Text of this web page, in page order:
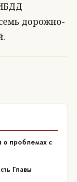
дорожно-
проблемах с
Главы